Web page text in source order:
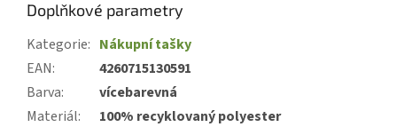
Doplňkové parametry
Kategorie: Nákupní tašky
EAN:
4260715130591
Barva:
vícebarevná
Materiál:
100% recyklovaný polyester